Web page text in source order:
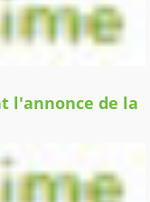
l'annonce de la